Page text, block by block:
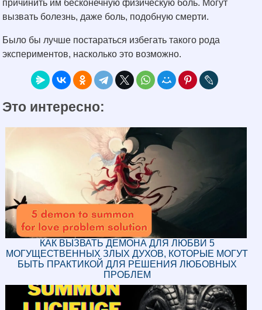
причинить им бесконечную физическую боль. Могут
вызвать болезнь, даже боль, подобную смерти.
Было бы лучше постараться избегать такого рода
экспериментов, насколько это возможно.
Это интересно:
КАК ВЫЗВАТЬ ДЕМОНА ДЛЯ ЛЮБВИ 5
МОГУЩЕСТВЕННЫХ ЗЛЫХ ДУХОВ, КОТОРЫЕ МОГУТ
БЫТЬ ПРАКТИКОЙ ДЛЯ РЕШЕНИЯ ЛЮБОВНЫХ
ПРОБЛЕМ